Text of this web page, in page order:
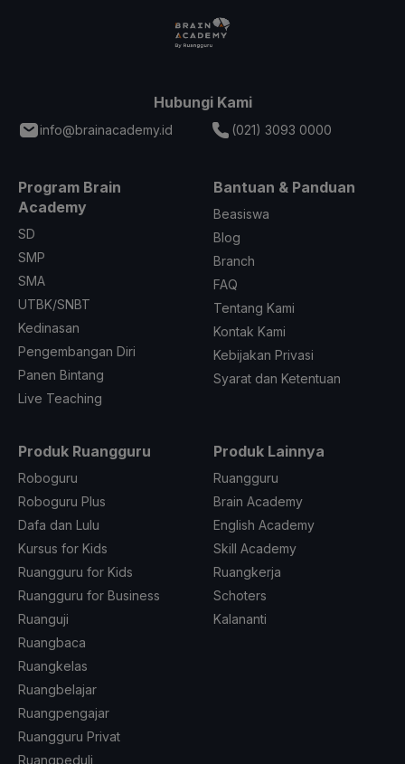
Hubungi Kami
info@brainacademy.id (021) 3093 0000
Program Brain
Academy
SD
SMP
SMA
UTBK/SNBT
Kedinasan
Pengembangan Diri
Panen Bintang
Live Teaching
Bantuan & Panduan
Beasiswa
Blog
Branch
FAQ
Tentang Kami
Kontak Kami
Kebijakan Privasi
Syarat dan Ketentuan
Produk Ruangguru
Roboguru
Roboguru Plus
Dafa dan Lulu
Kursus for Kids
Ruangguru for Kids
Ruangguru for Business
Ruanguji
Ruangbaca
Ruangkelas
Ruangbelajar
Ruangpengajar
Ruangguru Privat
Ruangpeduli
Produk Lainnya
Ruangguru
Brain Academy
English Academy
Skill Academy
Ruangkerja
Schoters
Kalananti